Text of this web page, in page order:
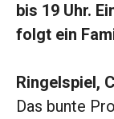
bis 19 Uhr.
folgt ein
Ringelspiel,
Das bunte